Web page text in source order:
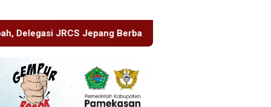
Pengetahuan di SDN Puger Kulon 01